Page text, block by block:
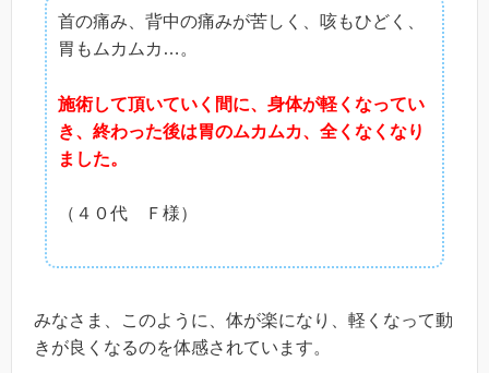
首の痛み、背中の痛みが苦しく、咳もひどく、
胃もムカムカ…。
施術して頂いていく間に、身体が軽くなってい
き、終わった後は胃のムカムカ、全くなくなり
ました。
（４０代 Ｆ様）
みなさま、このように、体が楽になり、軽くなって動
きが良くなるのを体感されています。